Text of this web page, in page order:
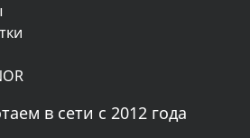
в сети с 2012 года